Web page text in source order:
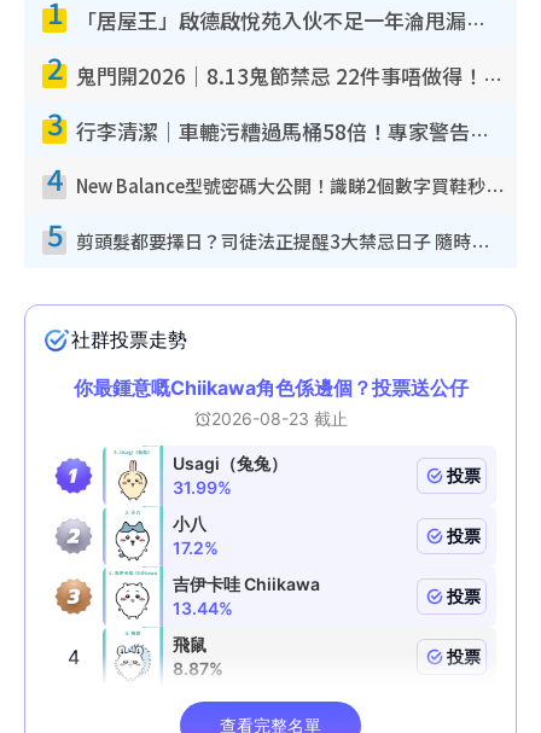
1 「居屋王」啟德啟悅苑入伙不足一年淪甩漏之王！插頭噴火花致大停電 多戶業主全屋家電報銷
2 鬼門開2026｜8.13鬼節禁忌 22件事唔做得！燒肉、刺身要少食？半夜勿吹口哨/打呢個電話
3 行李清潔｜車轆污糟過馬桶58倍！專家警告忌用酒精抹 教1招免污手除菌
4 New Balance型號密碼大公開！識睇2個數字買鞋秒知功能免中伏 附5大熱門鞋款
5 剪頭髮都要擇日？司徒法正提醒3大禁忌日子 隨時剪走財運！呢日剪髮恐「剪壽命」？